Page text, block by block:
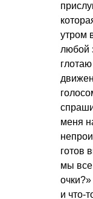
утром
любой
меня
готов
мы все
и что-